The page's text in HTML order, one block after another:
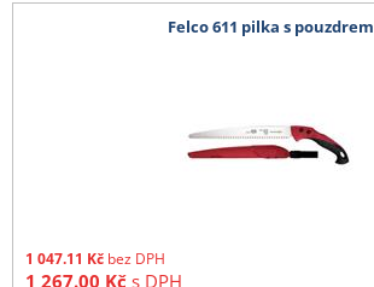
Felco 611 pilka s pouzdrem
1 047.11 Kč bez DPH
1 267.00 Kč s DPH